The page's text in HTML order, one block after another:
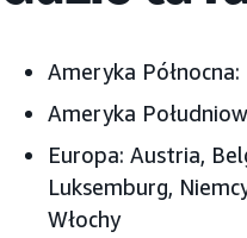
Ameryka Północna:
Ameryka
Europa: Austria,
Luksemburg,
Włochy